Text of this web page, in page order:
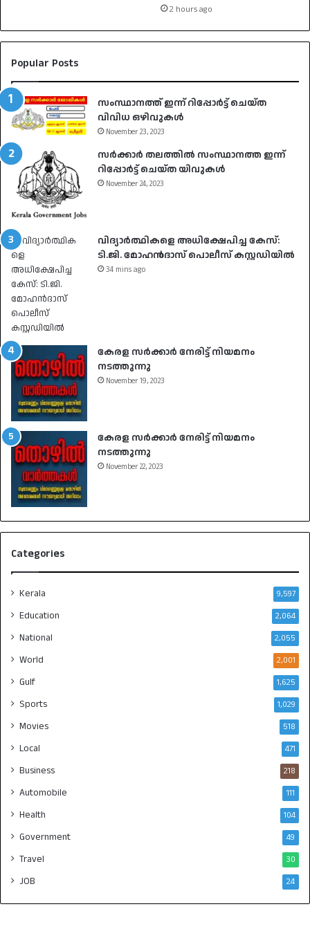
2 hours ago
Popular Posts
സംസ്ഥാനത്ത് ഇന്ന് റിപ്പോർട്ട് ചെയ്ത
വിവിധ ഒഴിവുകൾ
November 23, 2023
സർക്കാർ തലത്തിൽ സംസ്ഥാനത്ത ഇന്ന്
റിപ്പോർട്ട് ചെയ്ത യിവുകൾ
November 24, 2023
വിദ്യാർത്ഥികളെ അധിക്ഷേപിച്ച കേസ്:
ടി.ജി. മോഹൻദാസ് പൊലീസ് കസ്റ്റഡിയിൽ
34 mins ago
കേരള സർക്കാർ നേരിട്ട് നിയമനം
നടത്തുന്നു
November 19, 2023
കേരള സർക്കാർ നേരിട്ട് നിയമനം
നടത്തുന്നു
November 22, 2023
Categories
Kerala 9,597
Education 2,064
National 2,055
World 2,001
Gulf 1,625
Sports 1,029
Movies 518
Local 471
Business 218
Automobile 111
Health 104
Government 49
Travel 30
JOB 24